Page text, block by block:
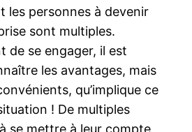
les personnes à devenir
sont multiples.
de se engager, il est
les avantages, mais
qu’implique ce
! De multiples
se mettre à leur compte